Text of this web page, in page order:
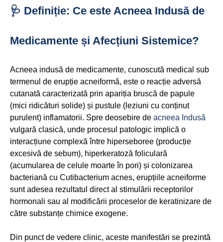
🩺 Definiție: Ce este Acneea Indusă de
Medicamente și Afecțiuni Sistemice?
Acneea indusă de medicamente, cunoscută medical sub
termenul de erupție acneiformă, este o reacție adversă
cutanată caracterizată prin apariția bruscă de papule
(mici ridicături solide) și pustule (leziuni cu conținut
purulent) inflamatorii. Spre deosebire de acneea Indusă
vulgară clasică, unde procesul patologic implică o
interacțiune complexă între hiperseboree (producție
excesivă de sebum), hiperkeratoză foliculară
(acumularea de celule moarte în pori) și colonizarea
bacteriană cu Cutibacterium acnes, erupțiile acneiforme
sunt adesea rezultatul direct al stimulării receptorilor
hormonali sau al modificării proceselor de keratinizare de
către substanțe chimice exogene.
Din punct de vedere clinic, aceste manifestări se prezintă